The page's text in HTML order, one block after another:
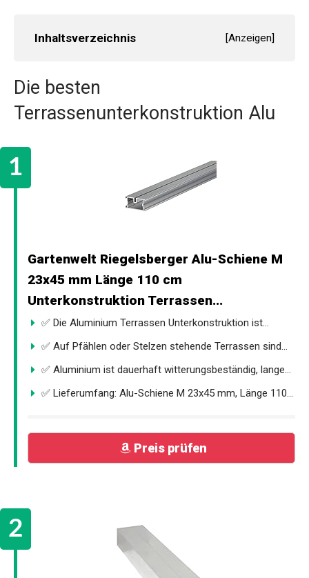
Inhaltsverzeichnis [Anzeigen]
Die besten
Terrassenunterkonstruktion Alu
Gartenwelt Riegelsberger Alu-Schiene M
23x45 mm Länge 110 cm
Unterkonstruktion Terrassen...
✅ Die Aluminium Terrassen Unterkonstruktion ist...
✅ Auf Pfählen oder Stelzen stehende Terrassen sind...
✅ Aluminium ist dauerhaft witterungsbeständig, lange...
✅ Lieferumfang: Alu-Schiene M 23x45 mm, Länge 110...
Preis prüfen